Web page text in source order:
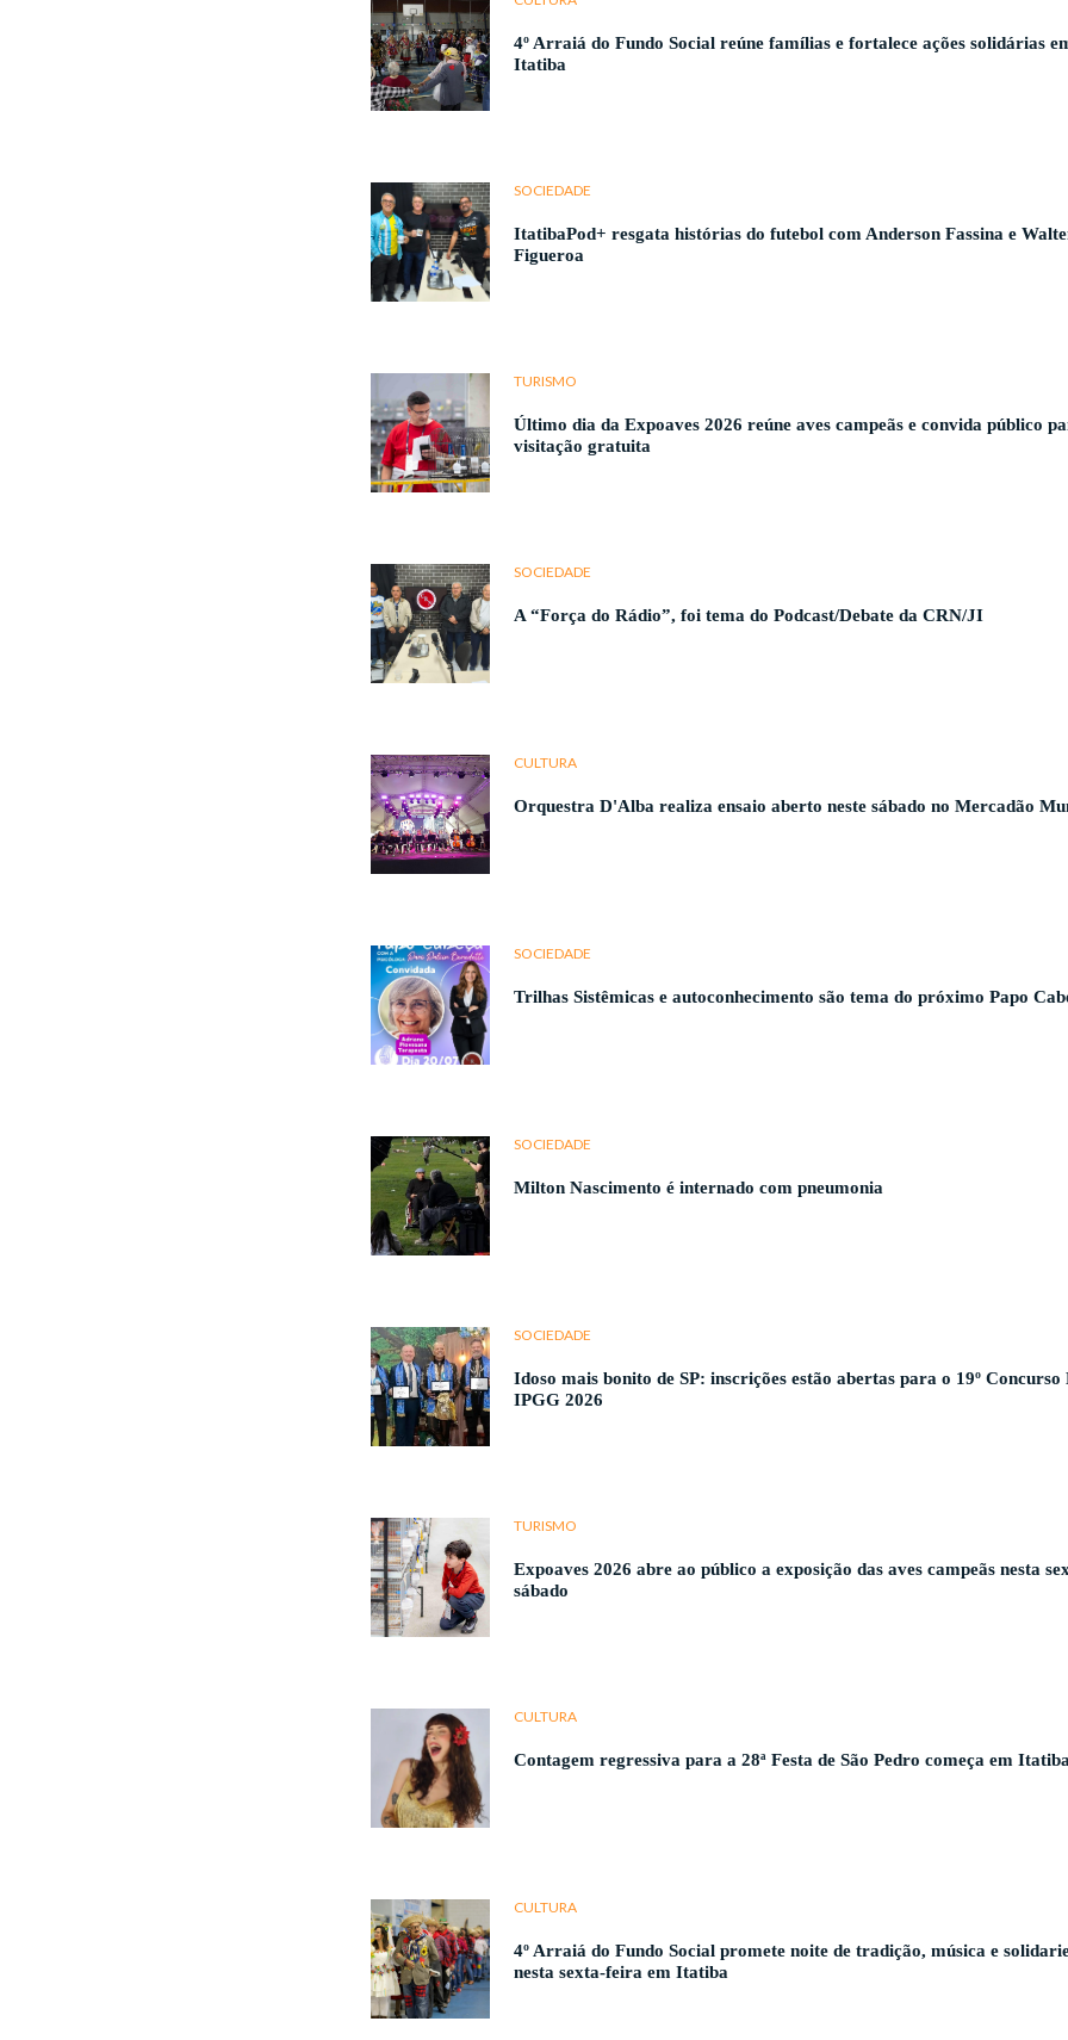
4º Arraiá do Fundo Social reúne famílias e fortalece ações solidárias
Itatiba
SOCIEDADE
ItatibaPod+ resgata histórias do futebol com Anderson Fassina e
Figueroa
TURISMO
Último dia da Expoaves 2026 reúne aves campeãs e convida público
visitação gratuita
SOCIEDADE
A “Força do Rádio”, foi tema do Podcast/Debate da CRN/JI
CULTURA
Orquestra D'Alba realiza ensaio aberto neste sábado no Mercadão
SOCIEDADE
Trilhas Sistêmicas e autoconhecimento são tema do próximo Papo
SOCIEDADE
Milton Nascimento é internado com pneumonia
SOCIEDADE
Idoso mais bonito de SP: inscrições estão abertas para o 19º
IPGG 2026
TURISMO
Expoaves 2026 abre ao público a exposição das aves campeãs nesta
sábado
CULTURA
Contagem regressiva para a 28ª Festa de São Pedro começa em Itatiba
CULTURA
4º Arraiá do Fundo Social promete noite de tradição, música e
nesta sexta-feira em Itatiba